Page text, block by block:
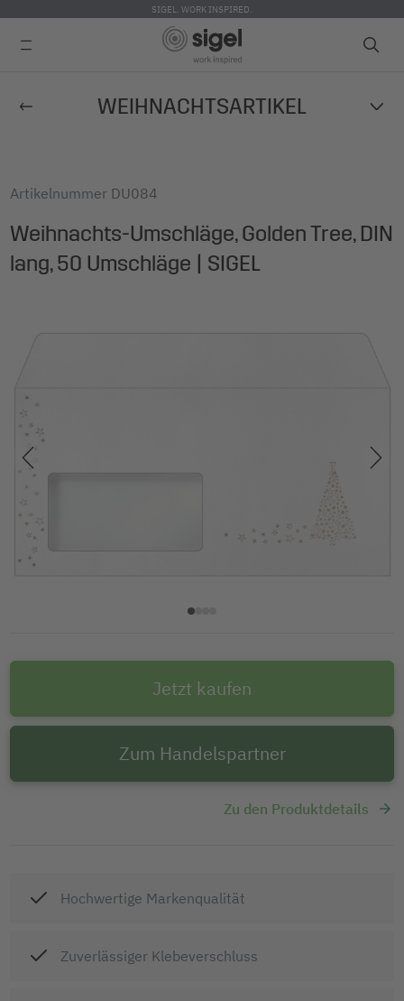
zum
SIGEL. WORK INSPIRED.
WEIHNACHTSARTIKEL
Artikelnummer DU084
Weihnachts-Umschläge, Golden Tree, DIN
lang, 50 Umschläge | SIGEL
Hochwertige Markenqualität
Zuverlässiger Klebeverschluss
Jetzt kaufen
Zum Handelspartner
Zu den Produktdetails